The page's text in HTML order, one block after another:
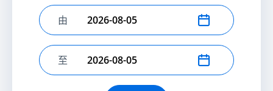
选择开始日期
由
选择结束日期
至